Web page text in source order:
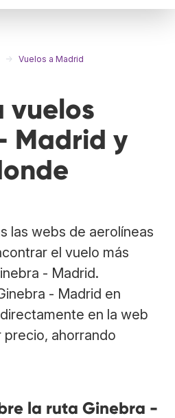
Vuelos a Madrid
vuelos
Madrid y
las webs de aerolíneas
el vuelo más
- Madrid.
- Madrid en
en la web
ahorrando
la ruta Ginebra -